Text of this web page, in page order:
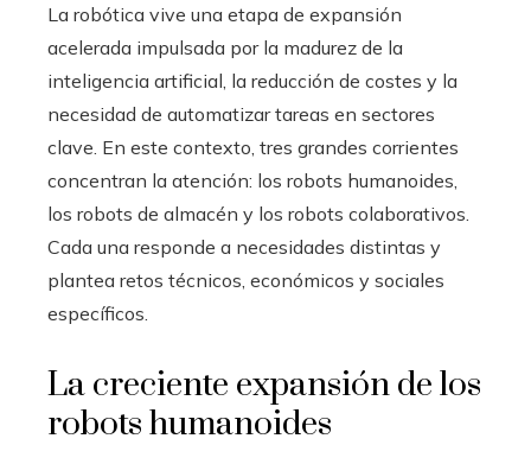
La robótica vive una etapa de expansión
acelerada impulsada por la madurez de la
inteligencia artificial, la reducción de costes y la
necesidad de automatizar tareas en sectores
clave. En este contexto, tres grandes corrientes
concentran la atención: los robots humanoides,
los robots de almacén y los robots colaborativos.
Cada una responde a necesidades distintas y
plantea retos técnicos, económicos y sociales
específicos.
La creciente expansión de los
robots humanoides